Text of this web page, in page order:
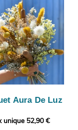
Aura De Luz
unique 52,90 €